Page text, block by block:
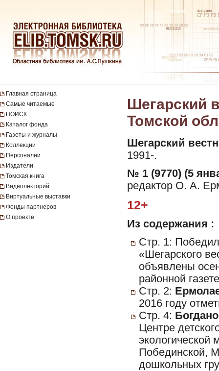
Главная страница
Самые читаемые
ПОИСК
Каталог фонда
Газеты и журналы
Коллекции
Персоналии
Издатели
Томская книга
Видеолекторий
Виртуальные выставки
Фонды партнеров
О проекте
Шегарский
Томской
Шегарский
1991-.
№ 1 (9770) (5
редактор О. А.
12+
Из содержания :
Стр. 1:
«Шегарского
объявлены
районной
Стр. 2:
2016 году
Стр. 4:
Центре
экологической
Побединской,
дошкольных